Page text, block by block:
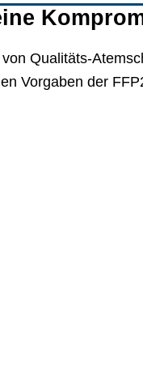
Qualitäts-
Vorgaben der